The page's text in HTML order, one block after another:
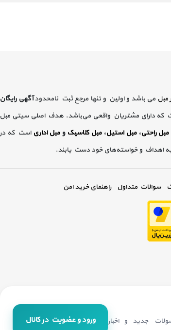
مبل می باشد و اولین و تنها مرجع ثبت نامحدودآگهی رایگان
دارای مشتریان واقعی می‌باشد. هدف اصلی سیتی مبل
مبل راحتی،مبل استیل،مبل کلاسیک ومبل اداری است که در
اهداف و خواسته‌های خود دست یابند.
سوالات متداول راهنمای خرید امن
جدید و اخبار
ورود و عضویت در کانال